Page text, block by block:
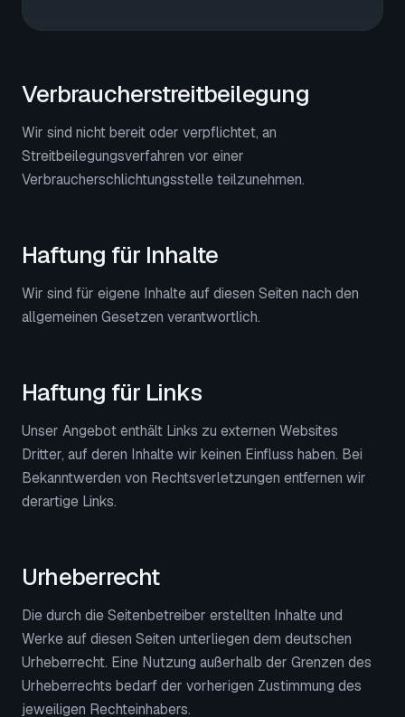
Verbraucherstreitbeilegung
Wir sind nicht bereit oder verpflichtet, an
Streitbeilegungsverfahren vor einer
Verbraucherschlichtungsstelle teilzunehmen.
Haftung für Inhalte
Wir sind für eigene Inhalte auf diesen Seiten nach den
allgemeinen Gesetzen verantwortlich.
Haftung für Links
Unser Angebot enthält Links zu externen Websites
Dritter, auf deren Inhalte wir keinen Einfluss haben. Bei
Bekanntwerden von Rechtsverletzungen entfernen wir
derartige Links.
Urheberrecht
Die durch die Seitenbetreiber erstellten Inhalte und
Werke auf diesen Seiten unterliegen dem deutschen
Urheberrecht. Eine Nutzung außerhalb der Grenzen des
Urheberrechts bedarf der vorherigen Zustimmung des
jeweiligen Rechteinhabers.